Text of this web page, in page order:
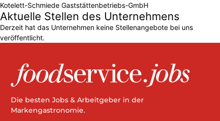
Kotelett-Schmiede Gaststättenbetriebs-GmbH
Aktuelle Stellen des Unternehmens
Derzeit hat das Unternehmen keine Stellenangebote bei uns
veröffentlicht.
Die besten Jobs & Arbeitgeber in der
Markengastronomie.